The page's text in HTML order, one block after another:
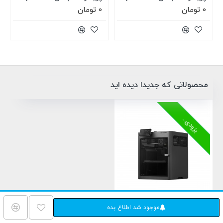
موجود شد اطلاع بده
0 تومان 0 تومان
محصولاتی که جدیدا دیده اید
ناموجود
بزودی...
پرینتر سه بعدی Bambu Lab X2D
0 تومان